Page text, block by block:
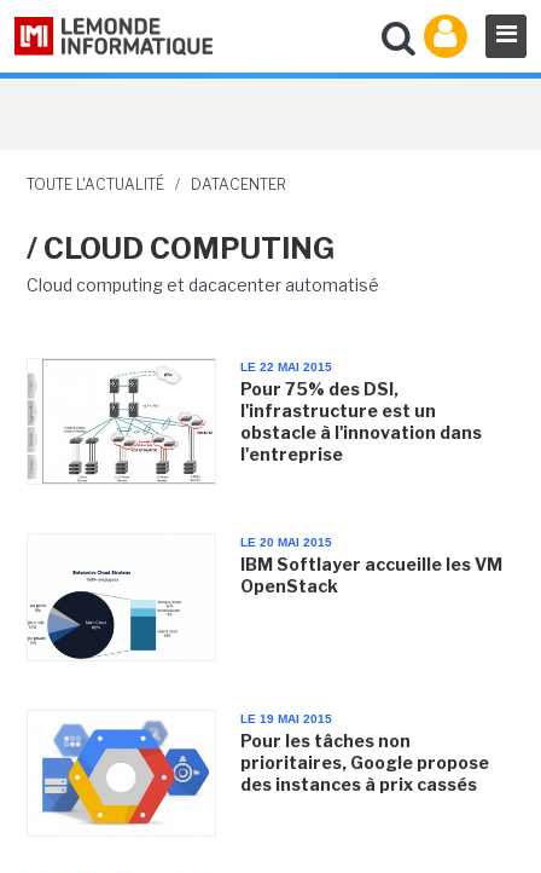
TOUTE L'ACTUALITÉ / DATACENTER
/ CLOUD COMPUTING
Cloud computing et dacacenter automatisé
LE 22 MAI 2015
Pour 75% des DSI,
l'infrastructure est un
obstacle à l'innovation dans
l'entreprise
LE 20 MAI 2015
IBM Softlayer accueille les VM
OpenStack
LE 19 MAI 2015
Pour les tâches non
prioritaires, Google propose
des instances à prix cassés